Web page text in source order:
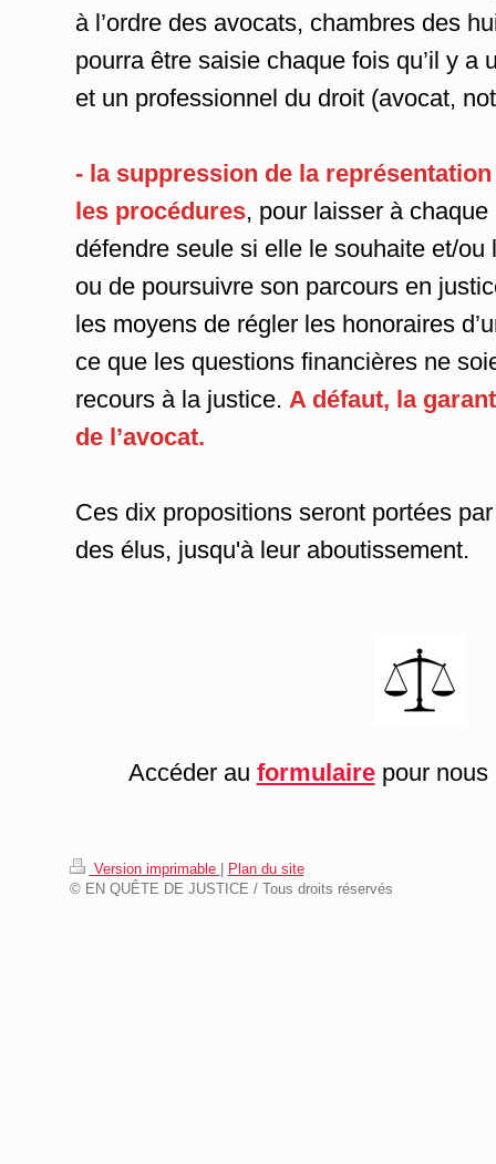
à l’ordre des avocats, chambres des
pourra être saisie chaque fois qu’il y a
et un professionnel du droit (avocat,
- la suppression de la
les procédures, pour laisser à
défendre seule si elle le souhaite et/ou
ou de poursuivre son parcours en
les moyens de régler les honoraires
ce que les questions financières ne
recours à la justice. A défaut, la
de l’avocat.
Ces dix propositions seront portées
des élus, jusqu'à leur aboutissement.
Accéder au formulairepour nous
Version imprimable
Plan du site
© EN QUÊTE DE JUSTICE / Tous droits réservés